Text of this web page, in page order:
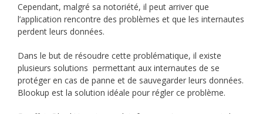
Cependant, malgré sa notoriété, il peut arriver que
l’application rencontre des problèmes et que les internautes
perdent leurs données.
Dans le but de résoudre cette problématique, il existe
plusieurs solutions permettant aux internautes de se
protéger en cas de panne et de sauvegarder leurs données.
Blookup est la solution idéale pour régler ce problème.